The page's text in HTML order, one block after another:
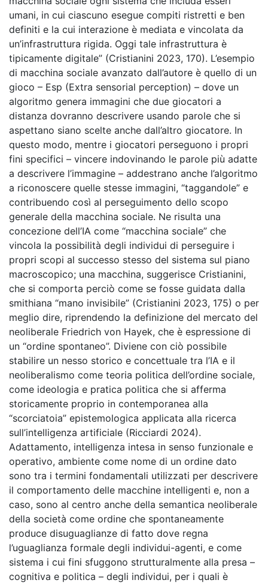
umani, in cui ciascuno esegue compiti ristretti e ben
definiti e la cui interazione è mediata e vincolata da
un’infrastruttura rigida. Oggi tale infrastruttura è
tipicamente digitale” (Cristianini 2023, 170). L’esempio
di macchina sociale avanzato dall’autore è quello di un
gioco – Esp (Extra sensorial perception) – dove un
algoritmo genera immagini che due giocatori a
distanza dovranno descrivere usando parole che si
aspettano siano scelte anche dall’altro giocatore. In
questo modo, mentre i giocatori perseguono i propri
fini specifici – vincere indovinando le parole più adatte
a descrivere l’immagine – addestrano anche l’algoritmo
a riconoscere quelle stesse immagini, “taggandole” e
contribuendo così al perseguimento dello scopo
generale della macchina sociale. Ne risulta una
concezione dell’IA come “macchina sociale” che
vincola la possibilità degli individui di perseguire i
propri scopi al successo stesso del sistema sul piano
macroscopico; una macchina, suggerisce Cristianini,
che si comporta perciò come se fosse guidata dalla
smithiana “mano invisibile” (Cristianini 2023, 175) o per
meglio dire, riprendendo la definizione del mercato del
neoliberale Friedrich von Hayek, che è espressione di
un “ordine spontaneo”. Diviene con ciò possibile
stabilire un nesso storico e concettuale tra l’IA e il
neoliberalismo come teoria politica dell’ordine sociale,
come ideologia e pratica politica che si afferma
storicamente proprio in contemporanea alla
“scorciatoia” epistemologica applicata alla ricerca
sull’intelligenza artificiale (Ricciardi 2024).
Adattamento, intelligenza intesa in senso funzionale e
operativo, ambiente come nome di un ordine dato
sono tra i termini fondamentali utilizzati per descrivere
il comportamento delle macchine intelligenti e, non a
caso, sono al centro anche della semantica neoliberale
della società come ordine che spontaneamente
produce disuguaglianze di fatto dove regna
l’uguaglianza formale degli individui-agenti, e come
sistema i cui fini sfuggono strutturalmente alla presa –
cognitiva e politica – degli individui, per i quali è